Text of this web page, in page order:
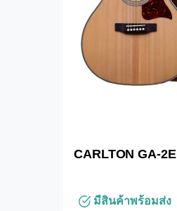
CARLTON GA-2E
มีสินค้าพร้อมส่ง